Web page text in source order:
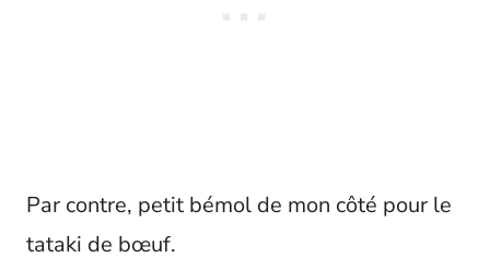
Par contre, petit bémol de mon côté pour le
tataki de bœuf.